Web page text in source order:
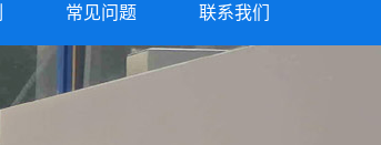
常见问题 联系我们